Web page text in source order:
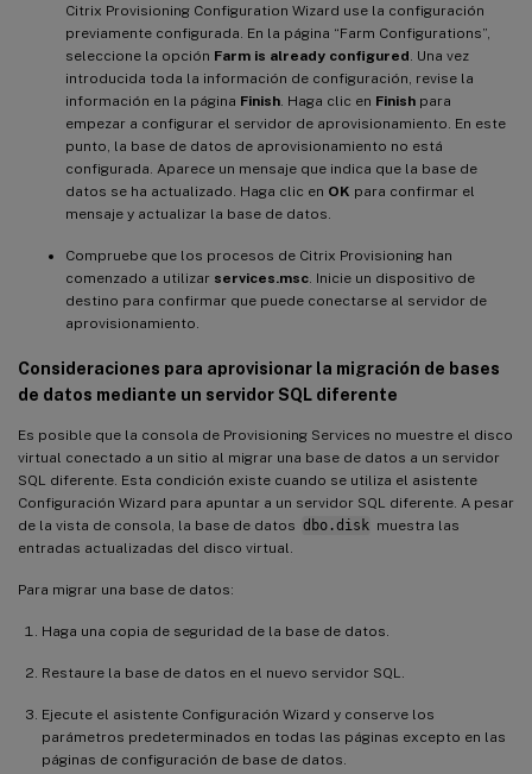
Citrix Provisioning Configuration Wizard use la configuración
previamente configurada. En la página “Farm Configurations”,
seleccione la opción Farm is already configured . Una vez
introducida toda la información de configuración, revise la
información en la página Finish . Haga clic en Finish para
empezar a configurar el servidor de aprovisionamiento. En este
punto, la base de datos de aprovisionamiento no está
configurada. Aparece un mensaje que indica que la base de
datos se ha actualizado. Haga clic en OK para confirmar el
mensaje y actualizar la base de datos.
Compruebe que los procesos de Citrix Provisioning han
comenzado a utilizar services.msc . Inicie un dispositivo de
destino para confirmar que puede conectarse al servidor de
aprovisionamiento.
Consideraciones para aprovisionar la migración de bases
de datos mediante un servidor SQL diferente
Es posible que la consola de Provisioning Services no muestre el disco
virtual conectado a un sitio al migrar una base de datos a un servidor
SQL diferente. Esta condición existe cuando se utiliza el asistente
Configuración Wizard para apuntar a un servidor SQL diferente. A pesar
de la vista de consola, la base de datos dbo.disk muestra las
entradas actualizadas del disco virtual.
Para migrar una base de datos:
Haga una copia de seguridad de la base de datos.
Restaure la base de datos en el nuevo servidor SQL.
Ejecute el asistente Configuración Wizard y conserve los
parámetros predeterminados en todas las páginas excepto en las
páginas de configuración de base de datos.